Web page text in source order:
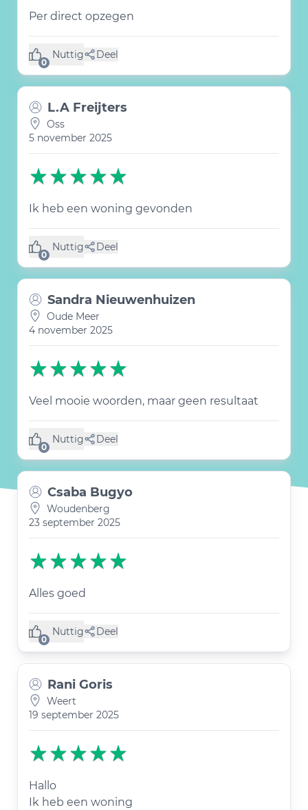
Per direct opzegen
0
Nuttig
(0 like) Deel
L.A Freijters
Oss
5 november 2025
Ik heb een woning gevonden
0
Nuttig
(0 like) Deel
Sandra Nieuwenhuizen
Oude Meer
4 november 2025
Veel mooie woorden, maar geen resultaat
0
Nuttig
(0 like) Deel
Csaba Bugyo
Woudenberg
23 september 2025
Alles goed
0
Nuttig
(0 like) Deel
Rani Goris
Weert
19 september 2025
Hallo
Ik heb een woning